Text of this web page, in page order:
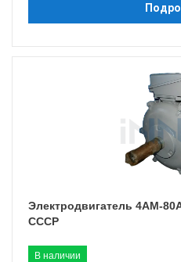
Электродвигатель 4АМ-
СССР
В наличии